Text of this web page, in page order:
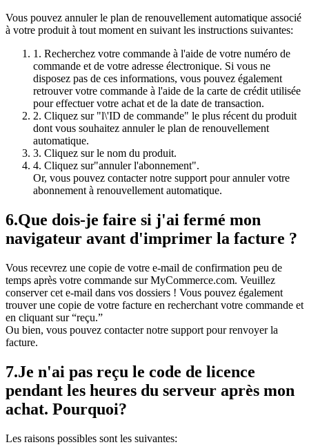
Vous pouvez annuler le plan de renouvellement automatique associé
à votre produit à tout moment en suivant les instructions suivantes:
1. Recherchez votre commande à l'aide de votre numéro de
commande et de votre adresse électronique. Si vous ne
disposez pas de ces informations, vous pouvez également
retrouver votre commande à l'aide de la carte de crédit utilisée
pour effectuer votre achat et de la date de transaction.
2. Cliquez sur "l\'ID de commande" le plus récent du produit
dont vous souhaitez annuler le plan de renouvellement
automatique.
3. Cliquez sur le nom du produit.
4. Cliquez sur"annuler l'abonnement".
Or, vous pouvez contacter notre support pour annuler votre
abonnement à renouvellement automatique.
6.Que dois-je faire si j'ai fermé mon
navigateur avant d'imprimer la facture ?
Vous recevrez une copie de votre e-mail de confirmation peu de
temps après votre commande sur MyCommerce.com. Veuillez
conserver cet e-mail dans vos dossiers ! Vous pouvez également
trouver une copie de votre facture en recherchant votre commande et
en cliquant sur “reçu.”
Ou bien, vous pouvez contacter notre support pour renvoyer la
facture.
7.Je n'ai pas reçu le code de licence
pendant les heures du serveur après mon
achat. Pourquoi?
Les raisons possibles sont les suivantes: